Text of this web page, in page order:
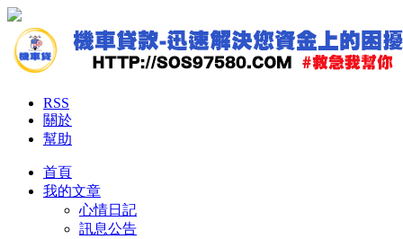
RSS
關於
幫助
首頁
我的文章
心情日記
訊息公告